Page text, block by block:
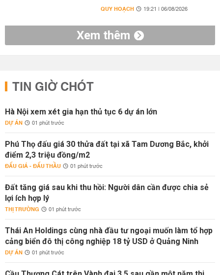
QUY HOẠCH 19:21 | 06/08/2026
Xem thêm
TIN GIỜ CHÓT
Hà Nội xem xét gia hạn thủ tục 6 dự án lớn
DỰ ÁN 01 phút trước
Phú Thọ đấu giá 30 thửa đất tại xã Tam Dương Bắc, khởi
điểm 2,3 triệu đồng/m2
ĐẤU GIÁ - ĐẤU THẦU 01 phút trước
Đất tăng giá sau khi thu hồi: Người dân cần được chia sẻ
lợi ích hợp lý
THỊ TRƯỜNG 01 phút trước
Thái An Holdings cùng nhà đầu tư ngoại muốn làm tổ hợp
cảng biển đô thị công nghiệp 18 tỷ USD ở Quảng Ninh
DỰ ÁN 01 phút trước